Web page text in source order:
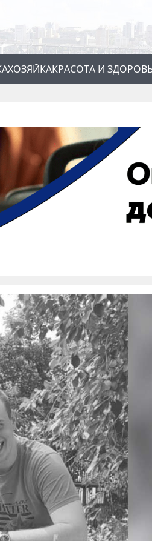
ХОЗЯЙКАКРАСОТА И